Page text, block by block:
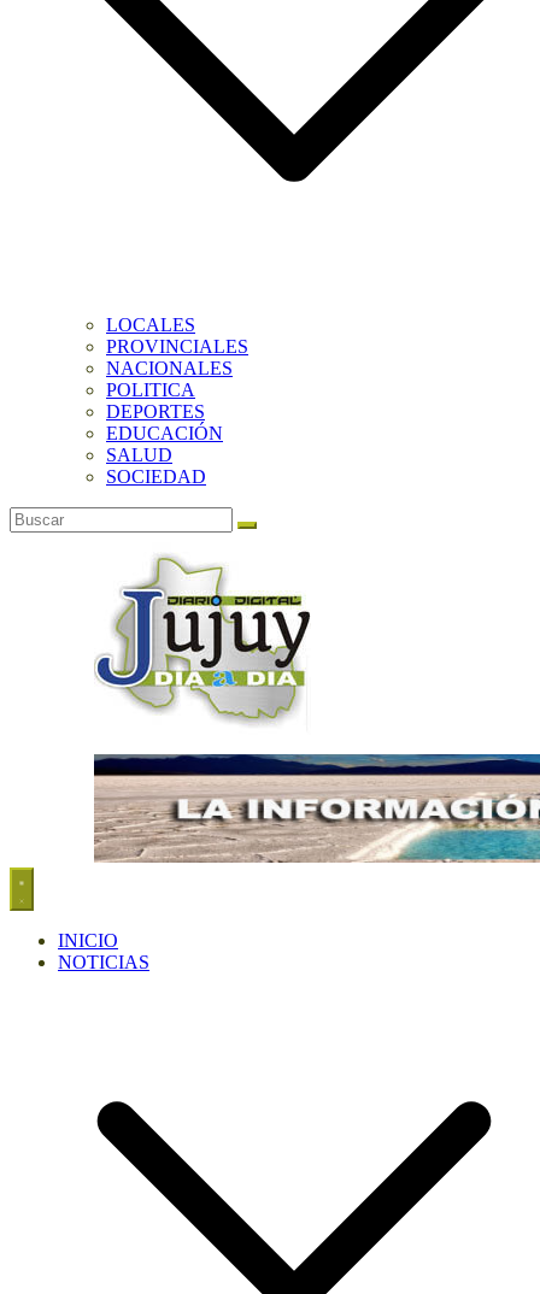
LOCALES
PROVINCIALES
NACIONALES
POLITICA
DEPORTES
EDUCACIÓN
SALUD
SOCIEDAD
INICIO
NOTICIAS